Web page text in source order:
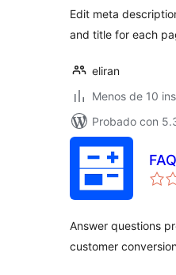
Edit meta
and title for each
eliran
Menos de 10
Probado con
Answer questions
customer